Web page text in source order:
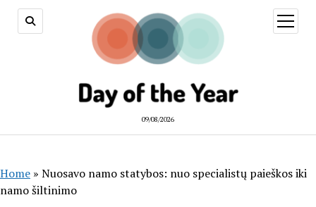
09/08/2026
open
menu
Home » Nuosavo namo statybos: nuo specialistų paieškos iki
namo šiltinimo